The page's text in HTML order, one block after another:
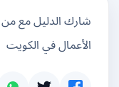
شارك الدليل مع من
الأعمال في الكويت